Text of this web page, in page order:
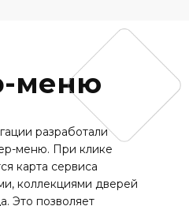
разработали
меню. При клике
карта сервиса
коллекциями дверей
Это позволяет
меню